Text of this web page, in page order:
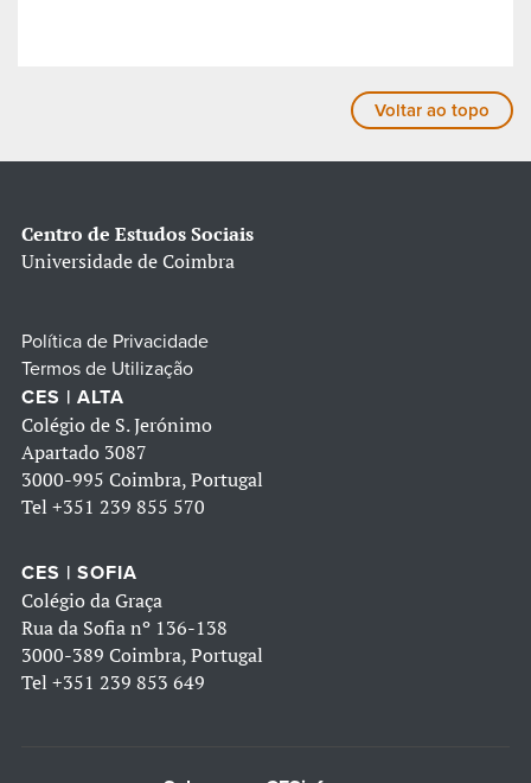
Voltar ao topo
Centro de Estudos Sociais
Universidade de Coimbra
Política de Privacidade
Termos de Utilização
CES | ALTA
Colégio de S. Jerónimo
Apartado 3087
3000-995 Coimbra, Portugal
Tel +351 239 855 570
CES | SOFIA
Colégio da Graça
Rua da Sofia nº 136-138
3000-389 Coimbra, Portugal
Tel +351 239 853 649